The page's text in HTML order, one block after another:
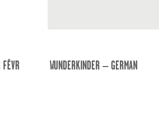
FÉVRIER 2020WUNDERKINDER – GERMAN